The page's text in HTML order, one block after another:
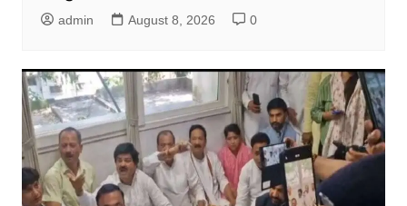
admin August 8, 2026 0